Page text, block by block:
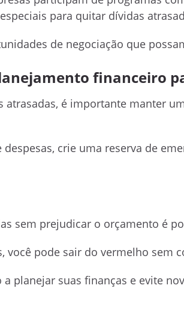
para quitar dívidas
de negociação que
financeiro
atrasadas, é importante manter
despesas, crie uma reserva de
sem prejudicar o orçamento é
você pode sair do vermelho sem
a planejar suas finanças e evite